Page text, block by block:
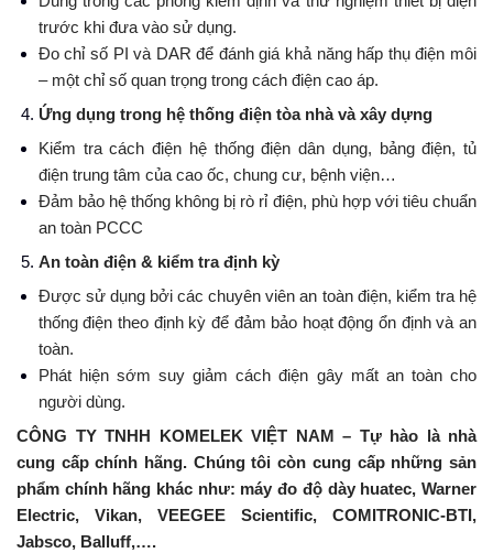
trước khi đưa vào sử dụng.
Đo chỉ số PI và DAR để đánh giá khả năng hấp thụ điện môi
– một chỉ số quan trọng trong cách điện cao áp.
Ứng dụng trong hệ thống điện tòa nhà và xây dựng
Kiểm tra cách điện hệ thống điện dân dụng, bảng điện, tủ
điện trung tâm của cao ốc, chung cư, bệnh viện…
Đảm bảo hệ thống không bị rò rỉ điện, phù hợp với tiêu chuẩn
an toàn PCCC
An toàn điện & kiểm tra định kỳ
Được sử dụng bởi các chuyên viên an toàn điện, kiểm tra hệ
thống điện theo định kỳ để đảm bảo hoạt động ổn định và an
toàn.
Phát hiện sớm suy giảm cách điện gây mất an toàn cho
người dùng.
CÔNG TY TNHH KOMELEK VIỆT NAM – Tự hào là nhà
cung cấp chính hãng. Chúng tôi còn cung cấp những sản
phẩm chính hãng khác như: máy đo độ dày huatec, Warner
Electric, Vikan, VEEGEE Scientific, COMITRONIC-BTI,
Jabsco, Balluff,….